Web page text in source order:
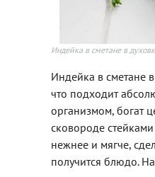
Индейка в сметане в
Индейка в сметане
что подходит
организмом, богат
сковороде
нежнее и мягче,
получится блюдо.